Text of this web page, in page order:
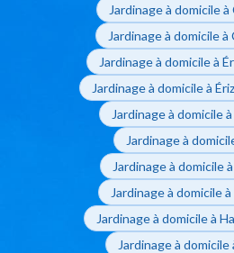
Jardinage à domicile
Jardinage à domicile
Jardinage à domicile à
Jardinage à domicile à
Jardinage à domicile
Jardinage à
Jardinage à domicile
Jardinage à domicile
Jardinage à domicile à
Jardinage à domicile